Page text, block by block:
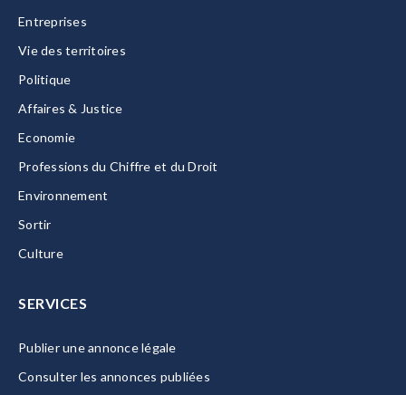
Entreprises
Vie des territoires
Politique
Affaires & Justice
Economie
Professions du Chiffre et du Droit
Environnement
Sortir
Culture
SERVICES
Publier une annonce légale
Consulter les annonces publiées